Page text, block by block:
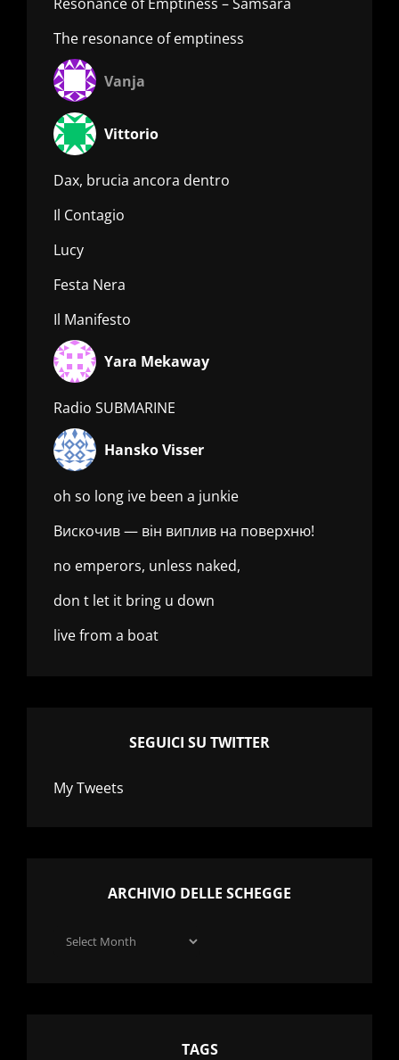
The resonance of emptiness
Vanja
Vittorio
Dax, brucia ancora dentro
Il Contagio
Lucy
Festa Nera
Il Manifesto
Yara Mekaway
Radio SUBMARINE
Hansko Visser
oh so long ive been a junkie
Вискочив — він виплив на поверхню!
no emperors, unless naked,
don t let it bring u down
live from a boat
SEGUICI SU TWITTER
My Tweets
ARCHIVIO DELLE SCHEGGE
Archivio
TAGS